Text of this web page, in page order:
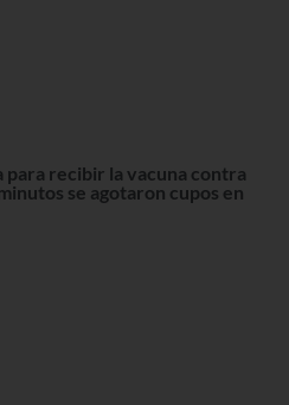
para recibir la vacuna contra
se agotaron cupos en